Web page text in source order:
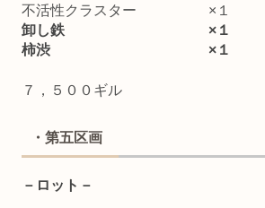
不活性クラスター ×１
卸し鉄 ×１
柿渋 ×１
７，５００ギル
・第五区画
－ロット－